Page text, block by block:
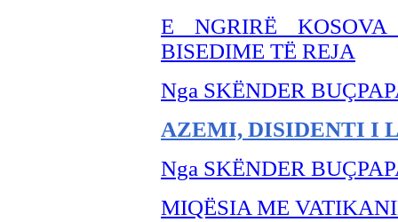
E NGRIRË
BISEDIME TË REJA
Nga SKËNDER BU
AZEMI, DISIDENTI I
Nga SKËNDER BU
MIQËSIA ME